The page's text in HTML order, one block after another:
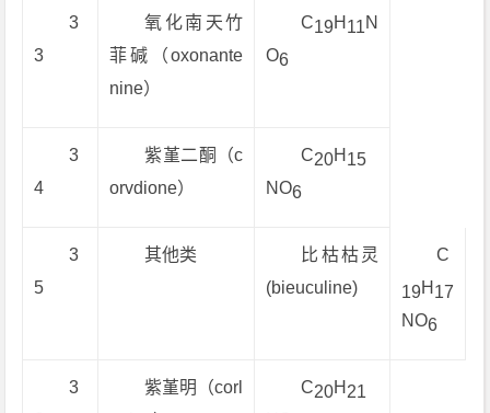
3
3
氧化南天竹
菲碱（oxonante
nine）
C19H 11N
O6
3
4
紫堇二酮（c
orvdione）
C20H 15
NO6
3
5
其他类
比枯枯灵
(bieuculine)
C
19H 17
NO6
3
紫堇明（corl
C20H 21